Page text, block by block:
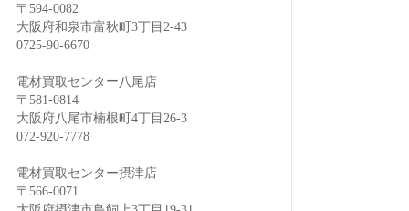
〒594-0082
大阪府和泉市富秋町3丁目2-43
0725-90-6670
電材買取センター八尾店
〒581-0814
大阪府八尾市楠根町4丁目26-3
072-920-7778
電材買取センター摂津店
〒566-0071